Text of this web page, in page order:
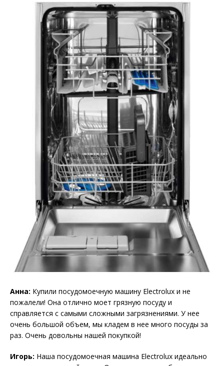
Анна: Купили посудомоечную машину Electrolux и не
пожалели! Она отлично моет грязную посуду и
справляется с самыми сложными загрязнениями. У нее
очень большой объем, мы кладем в нее много посуды за
раз. Очень довольны нашей покупкой!
Игорь: Наша посудомоечная машина Electrolux идеально